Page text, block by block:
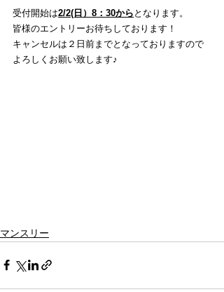
受付開始は2/2(日）8：30から となります。
皆様のエントリーお待ちしております！
キャンセルは２日前までとなっておりますので
よろしくお願い致します♪
マンスリー